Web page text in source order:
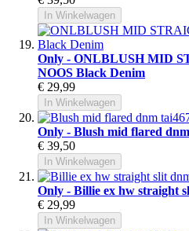
In Winkelwagen
Only - ONLBLUSH MID
NOOS Black Denim
€ 29,99
In Winkelwagen
Only - Blush mid flared
€ 39,50
In Winkelwagen
Only - Billie ex hw straight
€ 29,99
In Winkelwagen